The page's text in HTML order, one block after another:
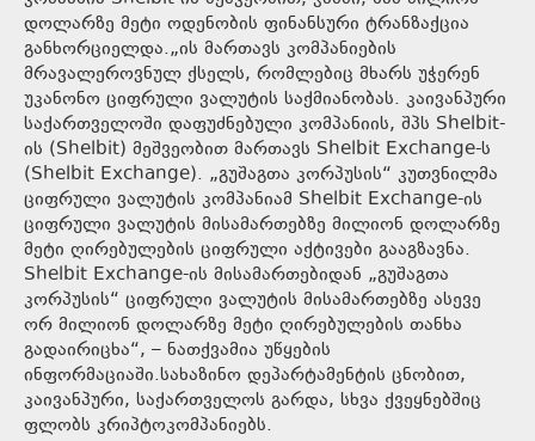
დოლარზე მეტი ოდენობის ფინანსური ტრანზაქცია
განხორციელდა.„ის მართავს კომპანიების
მრავალეროვნულ ქსელს, რომლებიც მხარს უჭერენ
უკანონო ციფრული ვალუტის საქმიანობას. კაივანპური
საქართველოში დაფუძნებული კომპანიის, შპს Shelbit-
ის (Shelbit) მეშვეობით მართავს Shelbit Exchange-ს
(Shelbit Exchange). „გუშაგთა კორპუსის“ კუთვნილმა
ციფრული ვალუტის კომპანიამ Shelbit Exchange-ის
ციფრული ვალუტის მისამართებზე მილიონ დოლარზე
მეტი ღირებულების ციფრული აქტივები გააგზავნა.
Shelbit Exchange-ის მისამართებიდან „გუშაგთა
კორპუსის“ ციფრული ვალუტის მისამართებზე ასევე
ორ მილიონ დოლარზე მეტი ღირებულების თანხა
გადაირიცხა“, – ნათქვამია უწყების
ინფორმაციაში.სახაზინო დეპარტამენტის ცნობით,
კაივანპური, საქართველოს გარდა, სხვა ქვეყნებშიც
ფლობს კრიპტოკომპანიებს.